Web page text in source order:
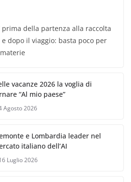
prima della partenza alla raccolta
dopo il viaggio: basta poco per
vacanze 2026 la voglia di
“Al mio paese”
Agosto 2026
e Lombardia leader nel
italiano dell’AI
Luglio 2026